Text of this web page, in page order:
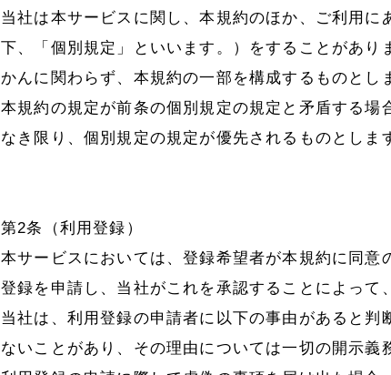
当社は本サービスに関し、本規約のほか、ご利用に
下、「個別規定」といいます。）をすることがあり
かんに関わらず、本規約の一部を構成するものとし
本規約の規定が前条の個別規定の規定と矛盾する場
なき限り、個別規定の規定が優先されるものとしま
第2条（利用登録）
本サービスにおいては、登録希望者が本規約に同意
登録を申請し、当社がこれを承認することによって
当社は、利用登録の申請者に以下の事由があると判
ないことがあり、その理由については一切の開示義